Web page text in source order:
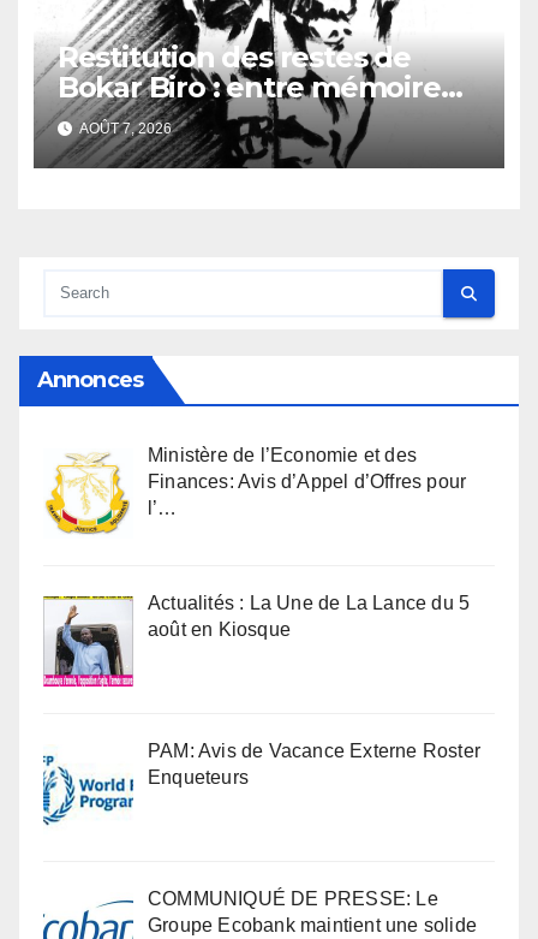
Restitution des restes de
Bokar Biro : entre mémoire
familiale et regard
anthropologique
AOÛT 7, 2026
Annonces
Ministère de l’Economie et des
Finances: Avis d’Appel d’Offres pour
l’…
Actualités : La Une de La Lance du 5
août en Kiosque
PAM: Avis de Vacance Externe Roster
Enqueteurs
COMMUNIQUÉ DE PRESSE: Le
Groupe Ecobank maintient une solide